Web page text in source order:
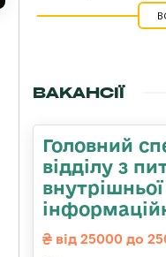
ВАКАНСІЇ
Головний
відділу з
від 25000 до